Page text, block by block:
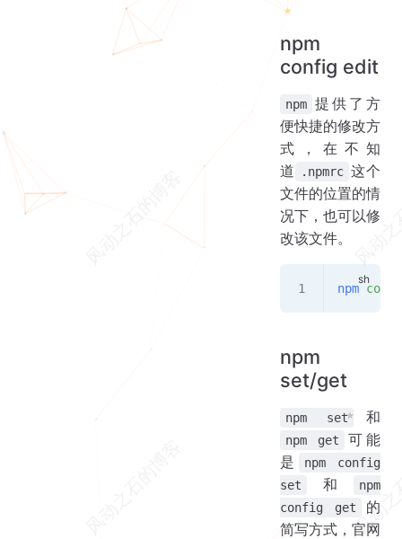
npm
config edit
npm 提供了方
便快捷的修改方
式，在不知
道
.npmrc 这个
文件的位置的情
况下，也可以修
改该文件。
npm
npm
set/get
npm set 和
npm get
可能
是
npm config
set
和
npm
config get
的
简写方式，官网